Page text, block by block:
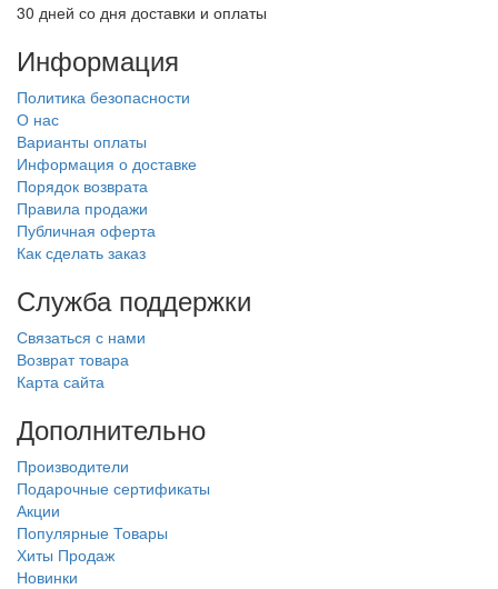
30 дней со дня доставки и оплаты
Информация
Политика безопасности
О нас
Варианты оплаты
Информация о доставке
Порядок возврата
Правила продажи
Публичная оферта
Как сделать заказ
Служба поддержки
Связаться с нами
Возврат товара
Карта сайта
Дополнительно
Производители
Подарочные сертификаты
Акции
Популярные Товары
Хиты Продаж
Новинки